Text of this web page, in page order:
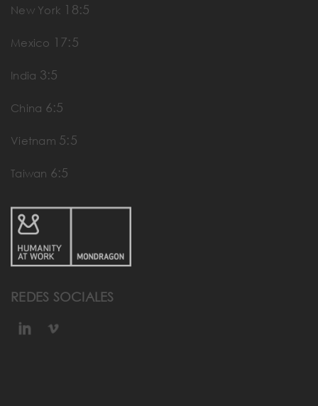
New York 18:5
Mexico 17:5
India 3:5
China 6:5
Vietnam 5:5
Taiwan 6:5
REDES SOCIALES